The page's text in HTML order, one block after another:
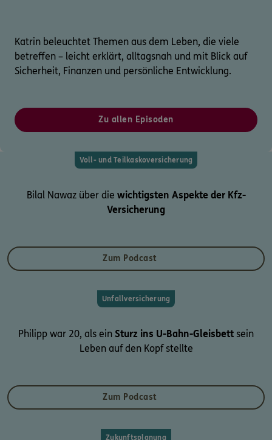
Katrin beleuchtet Themen aus dem Leben, die viele
betreffen – leicht erklärt, alltagsnah und mit Blick auf
Sicherheit, Finanzen und persönliche Entwicklung.
Zu allen Episoden
Voll- und Teilkaskoversicherung
Bilal Nawaz über die wichtigsten Aspekte der Kfz-
Versicherung
Zum Podcast
Unfallversicherung
Philipp war 20, als ein Sturz ins U-Bahn-Gleisbett sein
Leben auf den Kopf stellte
Zum Podcast
Zukunftsplanung